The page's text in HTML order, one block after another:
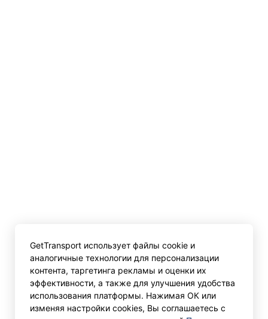
GetTransport использует файлы cookie и
аналогичные технологии для персонализации
контента, таргетинга рекламы и оценки их
эффективности, а также для улучшения удобства
использования платформы. Нажимая ОК или
изменяя настройки cookies, Вы соглашаетесь с